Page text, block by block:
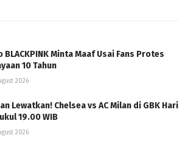
BLACKPINK Minta Maaf Usai Fans Protes
10 Tahun
2026
Lewatkan! Chelsea vs AC Milan di GBK Hari
19.00 WIB
2026